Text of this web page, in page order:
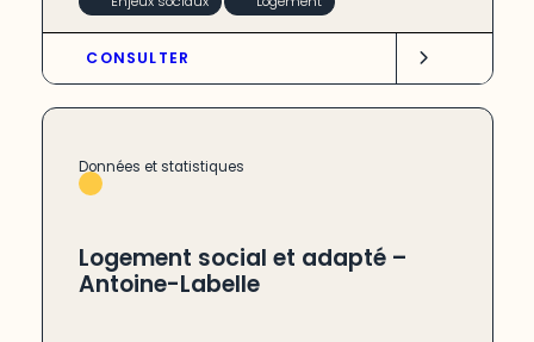
CONSULTER
Données et statistiques
Logement social et adapté –
Antoine-Labelle